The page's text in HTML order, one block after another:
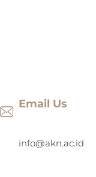
Email Us
info@akn.ac.id